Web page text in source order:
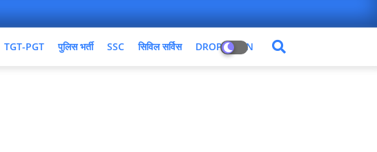
TGT-PGT पुलिस भर्ती SSC सिविल सर्विस DROPDOWN